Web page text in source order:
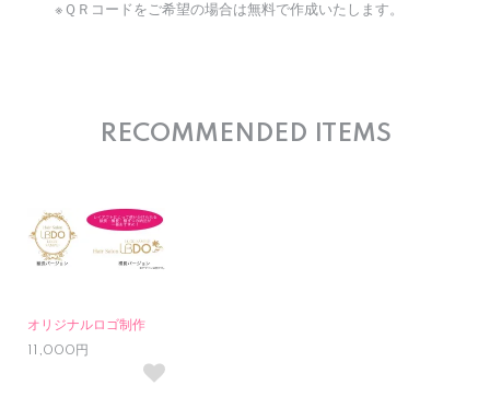
※ＱＲコードをご希望の場合は無料で作成いたします。
RECOMMENDED ITEMS
オリジナルロゴ制作
11,000円